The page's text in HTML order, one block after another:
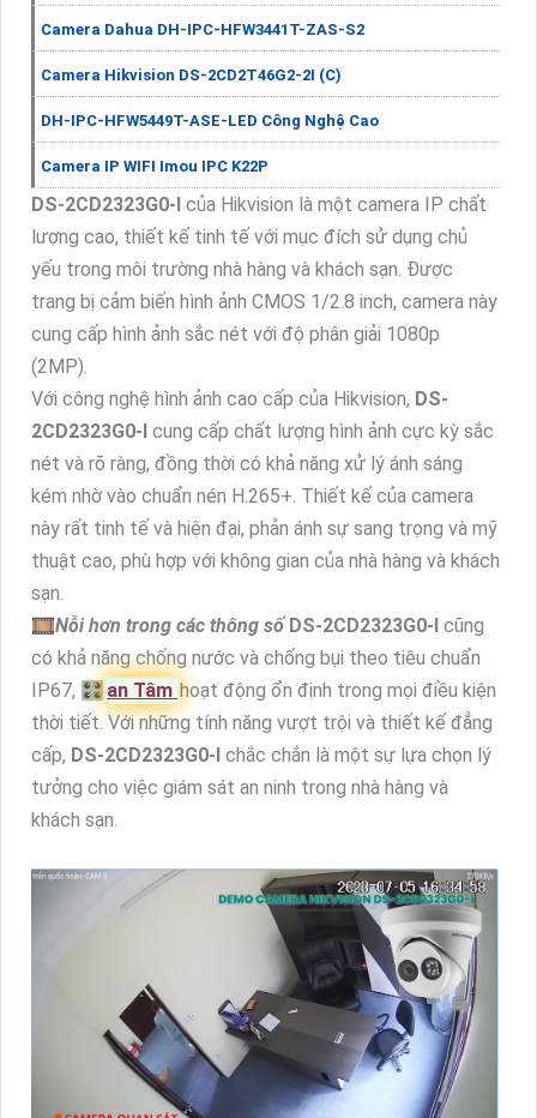
Camera Dahua DH-IPC-HFW3441T-ZAS-S2
Camera Hikvision DS-2CD2T46G2-2I (C)
DH-IPC-HFW5449T-ASE-LED Công Nghệ Cao
Camera IP WIFI Imou IPC K22P
DS-2CD2323G0-I của Hikvision là một camera IP chất
lượng cao, thiết kế tinh tế với mục đích sử dụng chủ
yếu trong môi trường nhà hàng và khách sạn. Được
trang bị cảm biến hình ảnh CMOS 1/2.8 inch, camera này
cung cấp hình ảnh sắc nét với độ phân giải 1080p
(2MP).
Với công nghệ hình ảnh cao cấp của Hikvision, DS-
2CD2323G0-I cung cấp chất lượng hình ảnh cực kỳ sắc
nét và rõ ràng, đồng thời có khả năng xử lý ánh sáng
kém nhờ vào chuẩn nén H.265+. Thiết kế của camera
này rất tinh tế và hiện đại, phản ánh sự sang trọng và mỹ
thuật cao, phù hợp với không gian của nhà hàng và khách
sạn.
🎞Nỗi hơn trong các thông số DS-2CD2323G0-I cũng
có khả năng chống nước và chống bụi theo tiêu chuẩn
IP67, 🎛 an Tâm hoạt động ổn định trong mọi điều kiện
thời tiết. Với những tính năng vượt trội và thiết kế đẳng
cấp, DS-2CD2323G0-I chắc chắn là một sự lựa chọn lý
tưởng cho việc giám sát an ninh trong nhà hàng và
khách sạn.